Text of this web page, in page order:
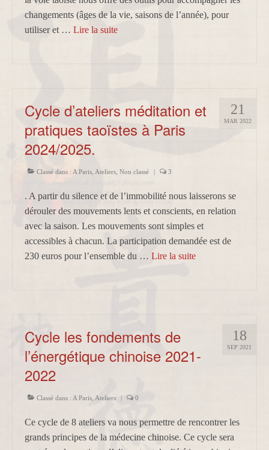
changements (âges de la vie, saisons de l’année), pour
utiliser et … Lire la suite­­
21
MAR 2022
Cycle d’ateliers méditation et
pratiques taoïstes à Paris
2024/2025.
Classé dans : A Paris Ateliers Non classé | 3
. A partir du silence et de l’immobilité nous laisserons se
dérouler des mouvements lents et conscients, en relation
avec la saison. Les mouvements sont simples et
accessibles à chacun. La participation demandée est de
230 euros pour l’ensemble du … Lire la suite­­
18
SEP 2021
Cycle les fondements de
l’énergétique chinoise 2021-
2022
Classé dans : A Paris Ateliers | 0
Ce cycle de 8 ateliers va nous permettre de rencontrer les
grands principes de la médecine chinoise. Ce cycle sera